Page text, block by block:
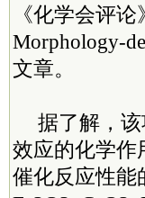
《化学会评论
Morphology-
文章。
据了解，
效应的化学作
催化反应性能